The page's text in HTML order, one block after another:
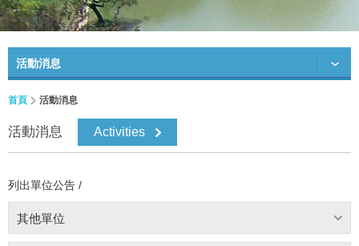
活動消息
首頁 活動消息
活動消息 Activities
列出單位公告 /
其他單位